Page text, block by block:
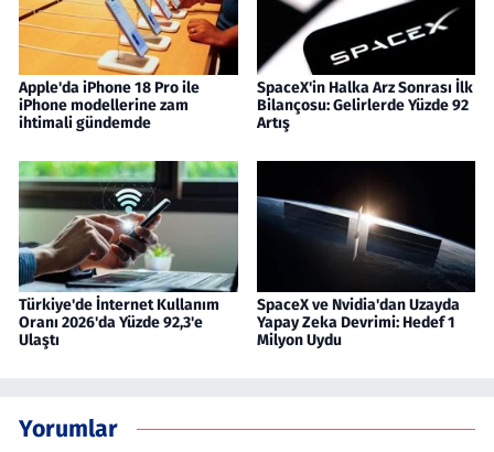
Apple'da iPhone 18 Pro ile
iPhone modellerine zam
ihtimali gündemde
SpaceX'in Halka Arz Sonrası İlk
Bilançosu: Gelirlerde Yüzde 92
Artış
Türkiye'de İnternet Kullanım
Oranı 2026'da Yüzde 92,3'e
Ulaştı
SpaceX ve Nvidia'dan Uzayda
Yapay Zeka Devrimi: Hedef 1
Milyon Uydu
Yorumlar